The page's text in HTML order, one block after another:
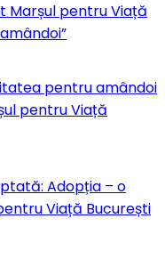
pentru Viață
pentru amândoi
pentru Viață
Adopția – o
Viață București